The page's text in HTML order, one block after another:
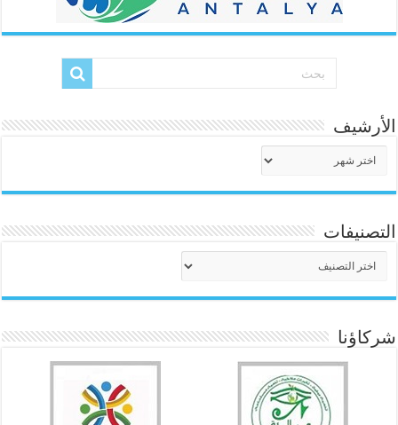
الأرشيف
التصنيفات
شركاؤنا